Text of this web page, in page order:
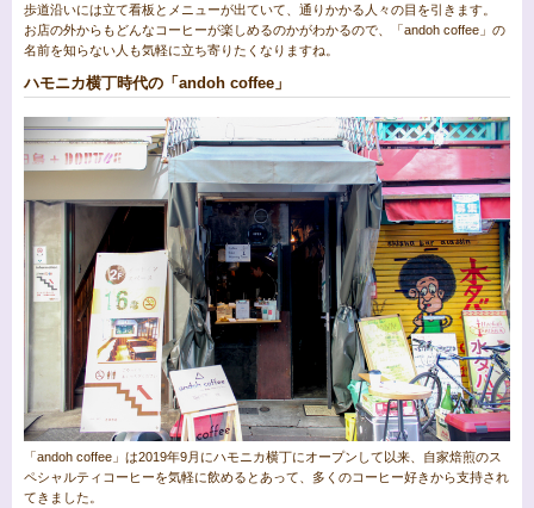
歩道沿いには立て看板とメニューが出ていて、通りかかる人々の目を引きます。
お店の外からもどんなコーヒーが楽しめるのかがわかるので、「andoh coffee」の
名前を知らない人も気軽に立ち寄りたくなりますね。
ハモニカ横丁時代の「andoh coffee」
「andoh coffee」は2019年9月にハモニカ横丁にオープンして以来、自家焙煎のス
ペシャルティコーヒーを気軽に飲めるとあって、多くのコーヒー好きから支持され
てきました。